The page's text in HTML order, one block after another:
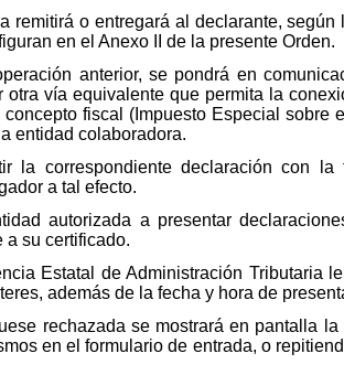
remitirá o entregará al declarante,
en el Anexo II de la presente Orden.
anterior, se pondrá en
vía equivalente que permita la
fiscal (Impuesto Especial sobre
entidad colaboradora.
la correspondiente declaración con
a tal efecto.
autorizada a presentar
a su certificado.
Estatal de Administración Tributaria
además de la fecha y hora de
rechazada se mostrará en pantalla
en el formulario de entrada, o